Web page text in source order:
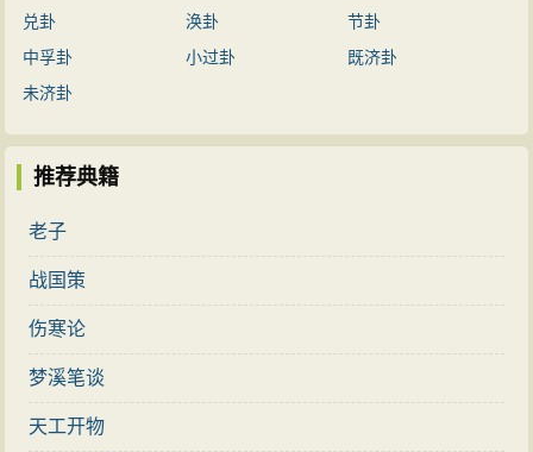
兑卦
涣卦
节卦
中孚卦
小过卦
既济卦
未济卦
推荐典籍
老子
战国策
伤寒论
梦溪笔谈
天工开物